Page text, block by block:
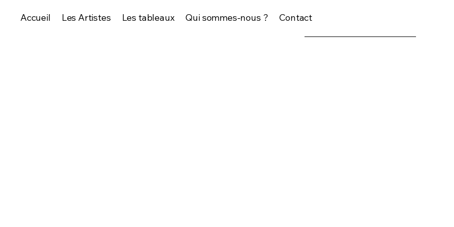
Accueil Les Artistes Les tableaux Qui sommes-nous ? Contact